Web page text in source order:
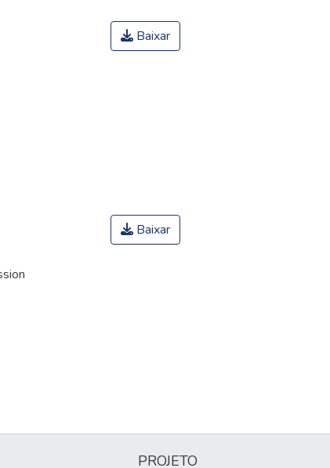
Baixar
Baixar
PROJETO